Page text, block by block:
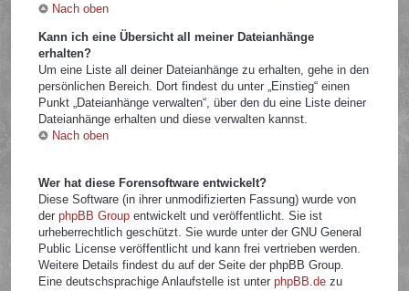
Nach oben
Kann ich eine Übersicht all meiner Dateianhänge
erhalten?
Um eine Liste all deiner Dateianhänge zu erhalten, gehe in den
persönlichen Bereich. Dort findest du unter „Einstieg“ einen
Punkt „Dateianhänge verwalten“, über den du eine Liste deiner
Dateianhänge erhalten und diese verwalten kannst.
Nach oben
Wer hat diese Forensoftware entwickelt?
Diese Software (in ihrer unmodifizierten Fassung) wurde von
derphpBB Group entwickelt und veröffentlicht. Sie ist
urheberrechtlich geschützt. Sie wurde unter der GNU General
Public License veröffentlicht und kann frei vertrieben werden.
Weitere Details findest du auf der Seite der phpBB Group.
Eine deutschsprachige Anlaufstelle ist unterphpBB.de zu